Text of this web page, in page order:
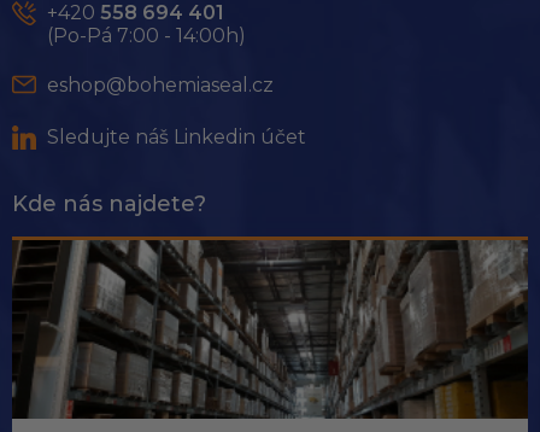
+420 558 694 401
(Po-Pá 7:00 - 14:00h)
eshop@bohemiaseal.cz
Sledujte náš Linkedin účet
Kde nás najdete?